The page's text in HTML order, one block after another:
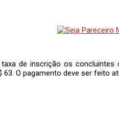
de inscrição os
O pagamento deve ser feito